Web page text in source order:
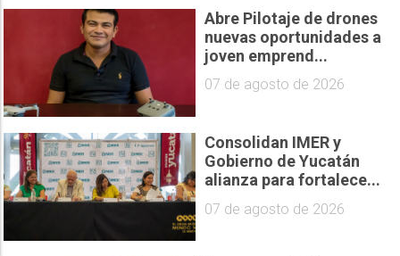
Abre Pilotaje de drones
nuevas oportunidades a
joven emprend...
07 de agosto de 2026
Consolidan IMER y
Gobierno de Yucatán
alianza para fortalece...
07 de agosto de 2026